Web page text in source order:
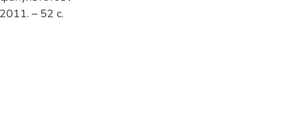
– 52 с.